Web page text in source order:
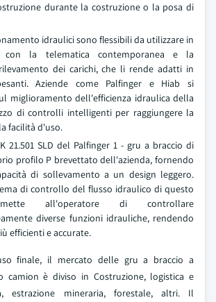
durante la costruzione o la posa di
idraulici sono flessibili da utilizzare in
con la telematica contemporanea e la
dei carichi, che li rende adatti in
Aziende come Palfinger e Hiab si
miglioramento dell'efficienza idraulica della
di controlli intelligenti per raggiungere la
facilità d'uso.
21.501 SLD del Palfinger 1 - gru a braccio di
profilo P brevettato dell'azienda, fornendo
di sollevamento a un design leggero.
di controllo del flusso idraulico di questo
all'operatore di controllare
diverse funzioni idrauliche, rendendo
efficienti e accurate.
finale, il mercato delle gru a braccio a
camion è diviso in Costruzione, logistica e
estrazione mineraria, forestale, altri. Il